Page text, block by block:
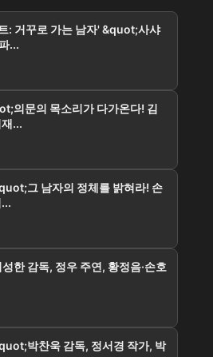
: 거꾸로 가는 남자' &quot;사샤
...
의문의 목소리가 다가온다! 김
...
그 남자의 정체를 밝혀라! 손
한 감독, 정우 주연, 황정음·손호
박찬욱 감독, 정서경 작가, 박